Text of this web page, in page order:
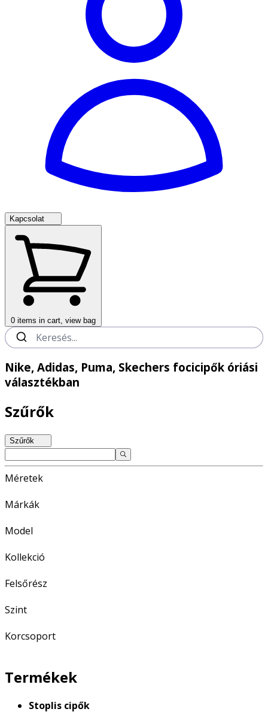
Kapcsolat
0 items in cart, view bag
Nike, Adidas, Puma, Skechers focicipők óriási
választékban
Szűrők
Szűrők
Méretek
Márkák
Model
Kollekció
Felsőrész
Szint
Korcsoport
Termékek
Stoplis cipők